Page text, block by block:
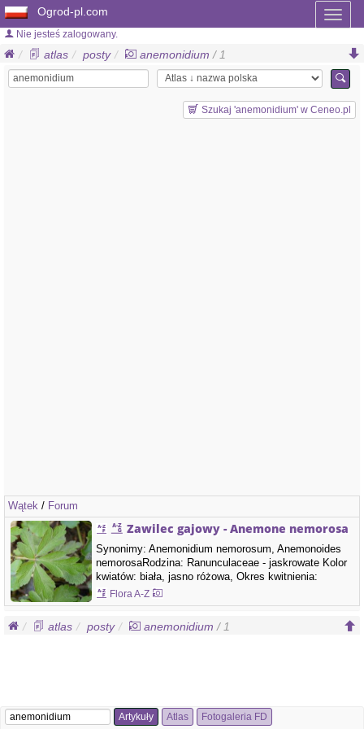
Ogrod-pl.com
Nie jesteś zalogowany.
atlas posty anemonidium / 1
Szukaj 'anemonidium' w Ceneo.pl
Wątek / Forum
Zawilec gajowy - Anemone nemorosa
Synonimy: Anemonidium nemorosum, Anemonoides
nemorosaRodzina: Ranunculaceae - jaskrowate Kolor
kwiatów: biała, jasno różowa, Okres kwitnienia:
marzec, kwiecień, maj, Rodzaj kwitnienia:,,, Łodyga:
Pojawia się wczesną wiosną. Ma wysokość 10–20 (30)
Kłącze: Brunatnoczerwone lub żółtawe,…
Flora A-Z
atlas posty anemonidium / 1
Artykuły Atlas Fotogaleria FD